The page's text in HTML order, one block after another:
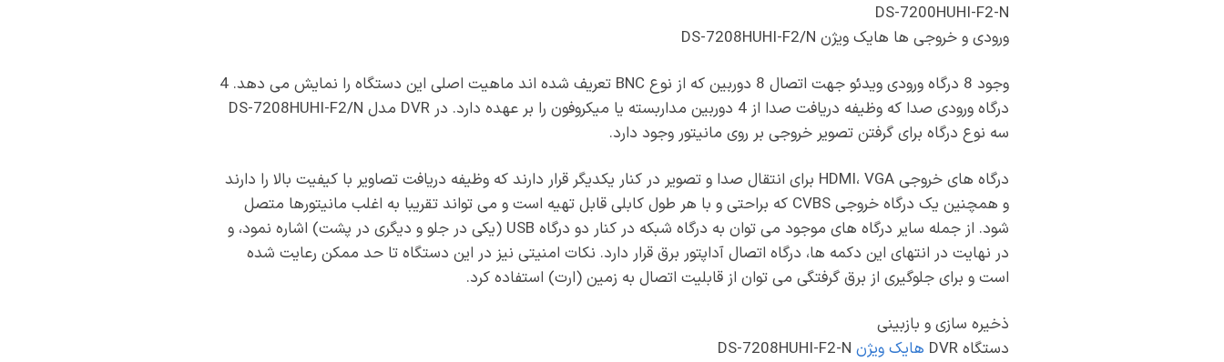
DS-7200HUHI-F2-N
ورودی و خروجی ها هایک ویژن DS-7208HUHI-F2/N
وجود 8 درگاه ورودی ویدئو جهت اتصال 8 دوربین که از نوع BNC تعریف شده اند ماهیت اصلی این دستگاه را نمایش می دهد. 4
درگاه ورودی صدا که وظیفه دریافت صدا از 4 دوربین مداربسته یا میکروفون را بر عهده دارد. در DVR مدل DS-7208HUHI-F2/N
سه نوع درگاه برای گرفتن تصویر خروجی بر روی مانیتور وجود دارد.
درگاه های خروجی HDMI، VGA برای انتقال صدا و تصویر در کنار یکدیگر قرار دارند که وظیفه دریافت تصاویر با کیفیت بالا را دارند
و همچنین یک درگاه خروجی CVBS که براحتی و با هر طول کابلی قابل تهیه است و می تواند تقریبا به اغلب مانیتورها متصل
شود. از جمله سایر درگاه های موجود می توان به درگاه شبکه در کنار دو درگاه USB (یکی در جلو و دیگری در پشت) اشاره نمود، و
در نهایت در انتهای این دکمه ها، درگاه اتصال آداپتور برق قرار دارد. نکات امنیتی نیز در این دستگاه تا حد ممکن رعایت شده
است و برای جلوگیری از برق گرفتگی می توان از قابلیت اتصال به زمین (ارت) استفاده کرد.
ذخیره سازی و بازبینی
دستگاه DVR
هایک ویژن